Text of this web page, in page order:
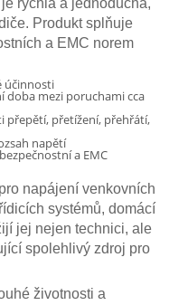
Produkt splňuje
a EMC norem
účinnosti
mezi poruchami cca
přepětí, přetížení, přehřátí,
napětí
a EMC
napájení venkovních
systémů, domácí
jej nejen technici, ale
spolehlivý zdroj pro
životnosti a